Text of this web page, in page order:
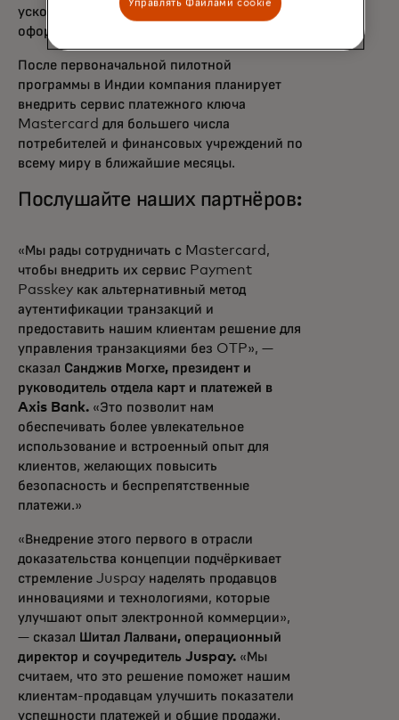
ускорить и обеспечить безопасность
оформления заказа.
После первоначальной пилотной
программы в Индии компания планирует
внедрить сервис платежного ключа
Mastercard для большего числа
потребителей и финансовых учреждений по
всему миру в ближайшие месяцы.
Послушайте наших партнёров:
«Мы рады сотрудничать с Mastercard,
чтобы внедрить их сервис Payment
Passkey как альтернативный метод
аутентификации транзакций и
предоставить нашим клиентам решение для
управления транзакциями без OTP», —
сказал Санджив Могхе, президент и
руководитель отдела карт и платежей в
Axis Bank. «Это позволит нам
обеспечивать более увлекательное
использование и встроенный опыт для
клиентов, желающих повысить
безопасность и беспрепятственные
платежи.»
«Внедрение этого первого в отрасли
доказательства концепции подчёркивает
стремление Juspay наделять продавцов
инновациями и технологиями, которые
улучшают опыт электронной коммерции»,
— сказал Шитал Лалвани, операционный
директор и соучредитель Juspay. «Мы
считаем, что это решение поможет нашим
клиентам-продавцам улучшить показатели
успешности платежей и общие продажи.
Управлять Файлами cookie